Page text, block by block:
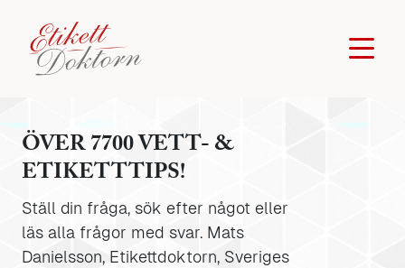
ÖVER 7700 VETT- &
ETIKETTTIPS!
Ställ din fråga, sök efter något eller
läs alla frågor med svar. Mats
Danielsson, Etikettdoktorn, Sveriges